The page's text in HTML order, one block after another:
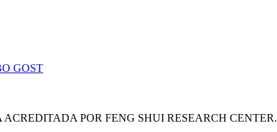
GOST
POR FENG SHUI RESEARCH CENTER.